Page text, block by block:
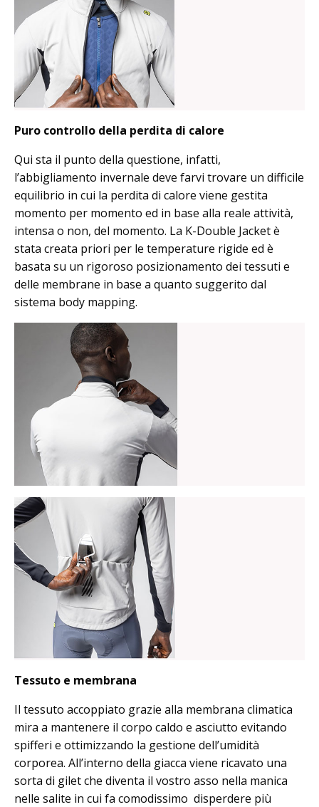
Puro controllo della perdita di calore
Qui sta il punto della questione, infatti,
l’abbigliamento invernale deve farvi trovare un difficile
equilibrio in cui la perdita di calore viene gestita
momento per momento ed in base alla reale attività,
intensa o non, del momento. La K-Double Jacket è
stata creata priori per le temperature rigide ed è
basata su un rigoroso posizionamento dei tessuti e
delle membrane in base a quanto suggerito dal
sistema body mapping.
Tessuto e membrana
Il tessuto accoppiato grazie alla membrana climatica
mira a mantenere il corpo caldo e asciutto evitando
spifferi e ottimizzando la gestione dell’umidità
corporea. All’interno della giacca viene ricavato una
sorta di gilet che diventa il vostro asso nella manica
nelle salite in cui fa comodissimo disperdere più